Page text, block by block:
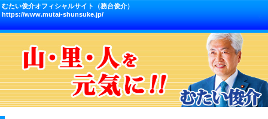
むたい俊介オフィシャルサイト（務台俊介）
https://www.mutai-shunsuke.jp/